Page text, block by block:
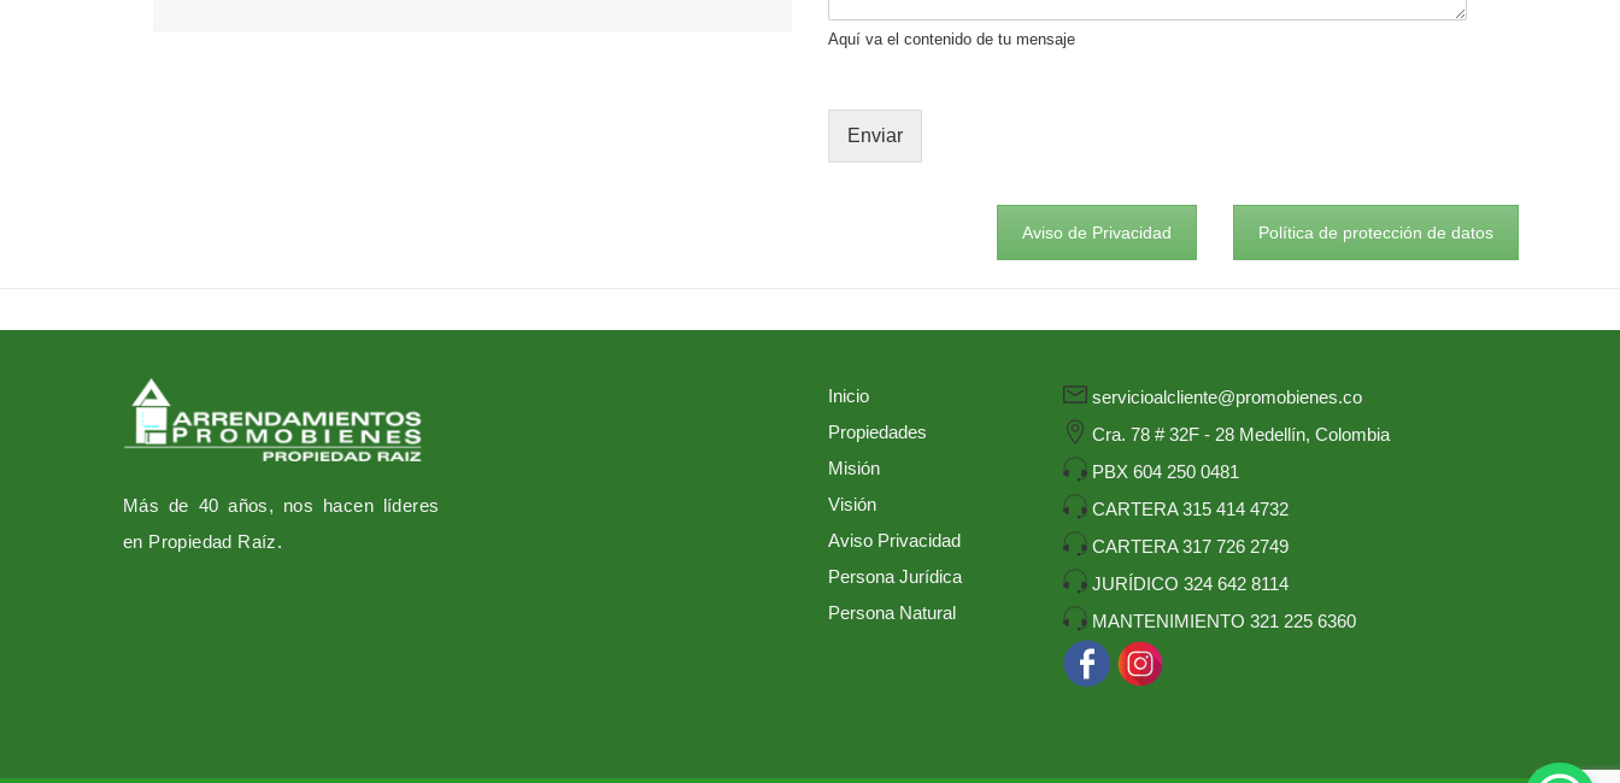
Aquí va el contenido de tu mensaje
Enviar
Aviso de Privacidad Política de protección de datos
Más de 40 años, nos hacen líderes
en Propiedad Raíz.
Inicio
Propiedades
Misión
Visión
Aviso Privacidad
Persona Jurídica
Persona Natural
servicioalcliente@promobienes.co
Cra. 78 # 32F - 28 Medellín, Colombia
PBX 604 250 0481
CARTERA 315 414 4732
CARTERA 317 726 2749
JURÍDICO 324 642 8114
MANTENIMIENTO 321 225 6360